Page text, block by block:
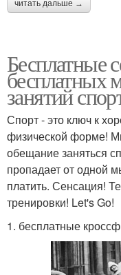
читать дальше →
Бесплатные
бесплатных
занятий
Спорт - это ключ к
физической форме!
обещание заняться
пропадает от одной
платить. Сенсация!
тренировки! Let's Go!
1. бесплатные